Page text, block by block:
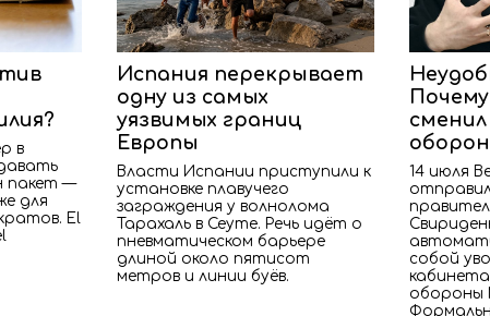
в
пакет —
для
El
Испания перекрывает
одну из самых
уязвимых границ
Европы
Власти Испании приступили к
установке плавучего
заграждения у волнолома
Тарахаль в Сеуте. Речь идёт о
пневматическом барьере
длиной около пятисот
метров и линии буёв.
14 июля
собой
обороны